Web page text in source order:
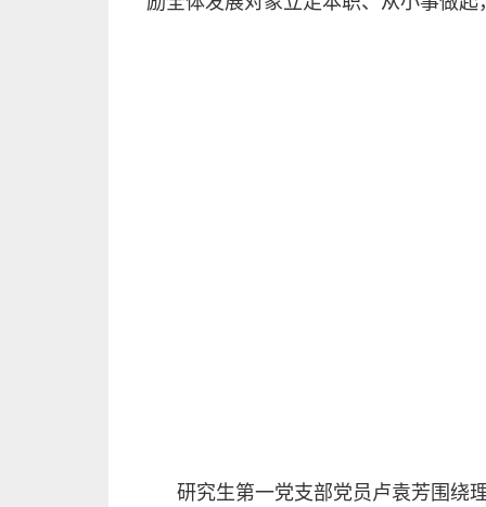
研究生第一党支部党员卢袁芳围绕